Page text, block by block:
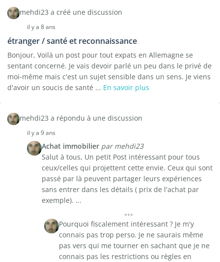
mehdi23 a créé une discussion
il y a 8 ans
étranger / santé et reconnaissance
Bonjour, Voilà un post pour tout expats en Allemagne se
sentant concerné. Je vais devoir parlé un peu dans le privé de
moi-même mais c'est un sujet sensible dans un sens. Je viens
d'avoir un soucis de santé ... En savoir plus
mehdi23 a répondu à une discussion
il y a 9 ans
Achat immobilier par mehdi23
Salut à tous, Un petit Post intéressant pour tous
ceux/celles qui projettent cette envie. Ceux qui sont
passé par là peuvent partager leurs expériences
sans entrer dans les détails ( prix de l'achat par
exemple). ...
Pourquoi fiscalement intéressant ? Je m'y
connais pas trop perso. Je ne saurais même
pas vers qui me tourner en sachant que je ne
connais pas les restrictions ou règles en